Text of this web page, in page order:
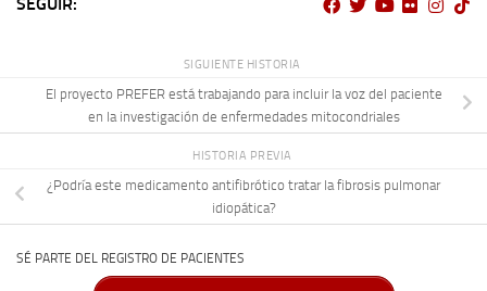
SEGUIR:
SIGUIENTE HISTORIA
El proyecto PREFER está trabajando para incluir la voz del paciente
en la investigación de enfermedades mitocondriales
HISTORIA PREVIA
¿Podría este medicamento antifibrótico tratar la fibrosis pulmonar
idiopática?
SÉ PARTE DEL REGISTRO DE PACIENTES